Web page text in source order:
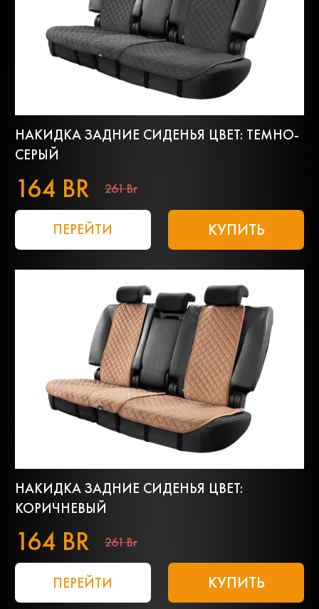
НАКИДКА ЗАДНИЕ СИДЕНЬЯ ЦВЕТ: ТЕМНО-
СЕРЫЙ
164 BR 261 Br
ПЕРЕЙТИ КУПИТЬ
НАКИДКА ЗАДНИЕ СИДЕНЬЯ ЦВЕТ:
КОРИЧНЕВЫЙ
164 BR 261 Br
ПЕРЕЙТИ КУПИТЬ